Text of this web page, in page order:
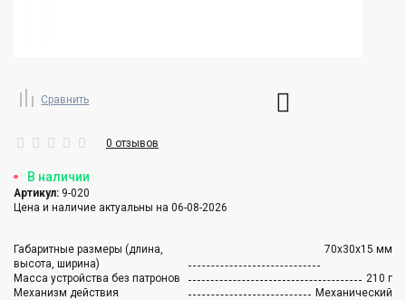
Сравнить
0 отзывов
В наличии
Артикул: 9-020
Цена и наличие актуальны на 06-08-2026
Габаритные размеры (длина,
высота, ширина)
70x30x15 мм
Масса устройства без патронов
210 г
Механизм действия
Механический